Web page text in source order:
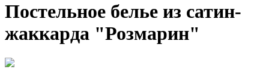
Постельное белье из сатин-
жаккарда "Розмарин"